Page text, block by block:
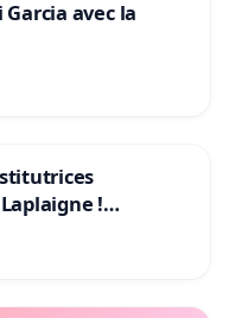
avec la
!
enfants.